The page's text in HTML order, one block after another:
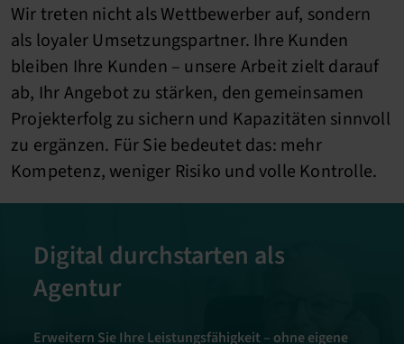
Wir treten nicht als Wettbewerber auf, sondern
als loyaler Umsetzungspartner. Ihre Kunden
bleiben Ihre Kunden – unsere Arbeit zielt darauf
ab, Ihr Angebot zu stärken, den gemeinsamen
Projekterfolg zu sichern und Kapazitäten sinnvoll
zu ergänzen. Für Sie bedeutet das: mehr
Kompetenz, weniger Risiko und volle Kontrolle.
Digital durchstarten als
Agentur
Erweitern Sie Ihre Leistungsfähigkeit – ohne eigene